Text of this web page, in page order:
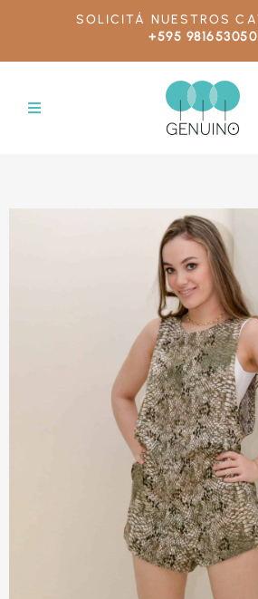
SOLICITÁ NUESTROS
+595 981653050